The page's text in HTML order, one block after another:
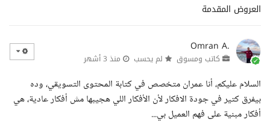
العروض المقدمة
Omran A.
كاتب ومسوق لم يحسب منذ 3 أشهر
السلام عليكم، أنا عمران متخصص في كتابة المحتوى التسويقي، وده
بيفرق كتير في جودة الافكار لأن الأفكار اللي هجيبها مش أفكار عادية، هي
أفكار مبنية على فهم العميل بي...